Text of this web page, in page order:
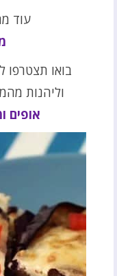
עוד
בואו תצטרפו
וליהנות
אופים